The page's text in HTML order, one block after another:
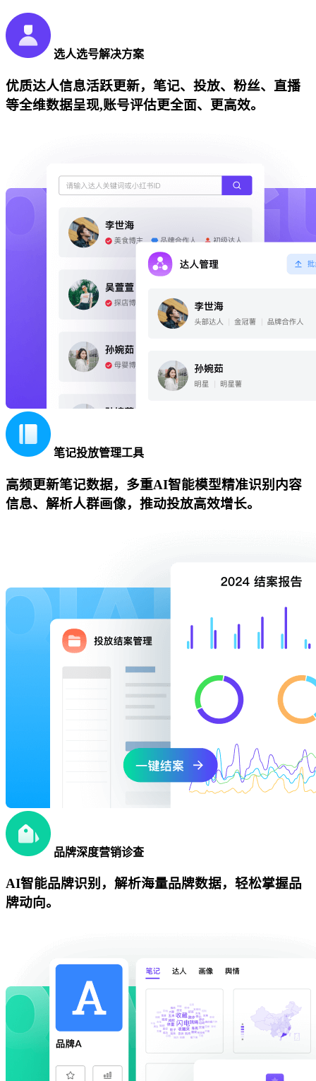
选人选号解决方案
优质达人信息活跃更新，笔记、投放、粉丝、直播
等全维数据呈现,账号评估更全面、更高效。
笔记投放管理工具
高频更新笔记数据，多重AI智能模型精准识别内容
信息、解析人群画像，推动投放高效增长。
品牌深度营销诊查
AI智能品牌识别，解析海量品牌数据，轻松掌握品
牌动向。